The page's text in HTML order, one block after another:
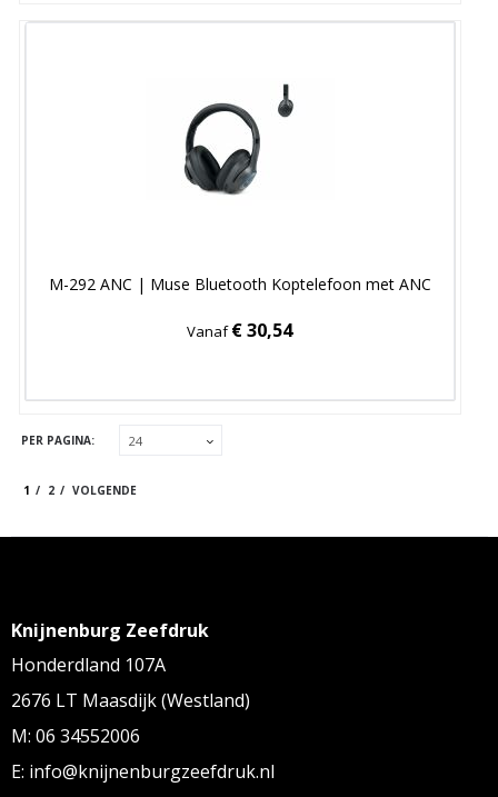
M-292 ANC | Muse Bluetooth Koptelefoon met ANC
Vanaf€ 30,54
PER PAGINA:
1 2 VOLGENDE
Knijnenburg Zeefdruk
Honderdland 107A
2676 LT Maasdijk (Westland)
M: 06 34552006
E: info@knijnenburgzeefdruk.nl